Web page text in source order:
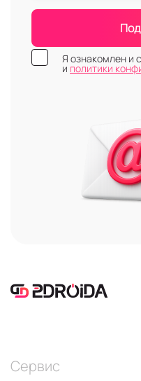
Я ознакомлен и
и политики
Сервис